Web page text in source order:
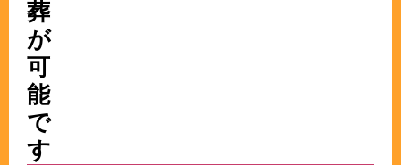
葬
が
可
能
で
す